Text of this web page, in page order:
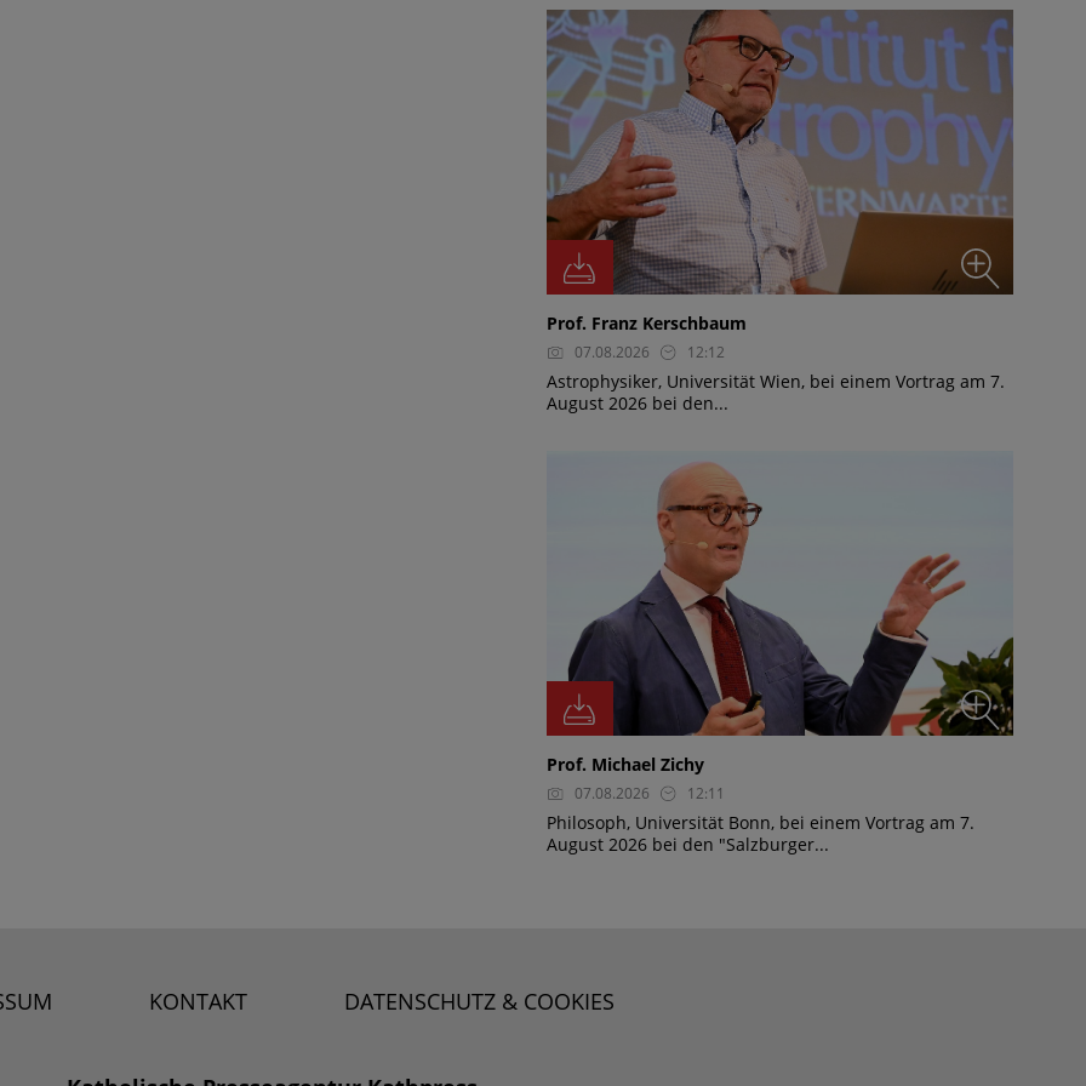
Prof. Franz Kerschbaum
07.08.2026 12:12
Astrophysiker, Universität Wien, bei einem Vortrag am 7.
August 2026 bei den...
Prof. Michael Zichy
07.08.2026 12:11
Philosoph, Universität Bonn, bei einem Vortrag am 7.
August 2026 bei den "Salzburger...
KONTAKT DATENSCHUTZ & COOKIES